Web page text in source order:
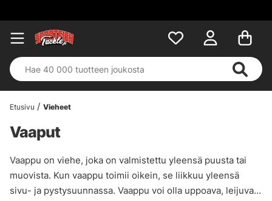
Etusivu Vieheet
Vaaput
Vaappu on viehe, joka on valmistettu yleensä puusta tai
muovista. Kun vaappu toimii oikein, se liikkuu yleensä
sivu- ja pystysuunnassa. Vaappu voi olla uppoava, leijuva